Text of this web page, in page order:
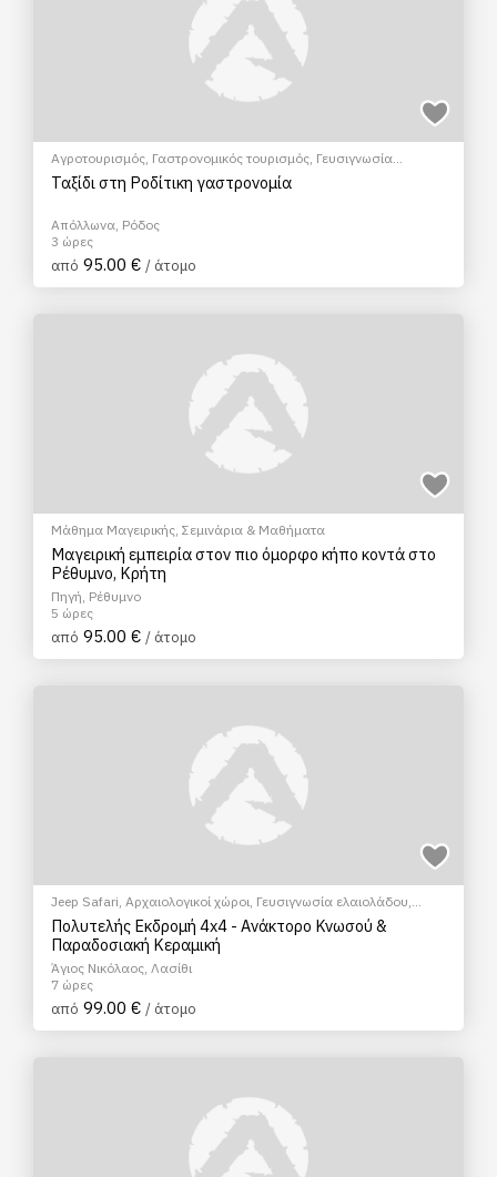
Αγροτουρισμός, Γαστρονομικός τουρισμός, Γευσιγνωσία
κρασιού
Μάθημα Μαγειρικής Πολιτιστικά - Πολιτισμικά
Σεμινάρια & Μαθήματα
Ταξίδι στη Ροδίτικη γαστρονομία
Απόλλωνα, Ρόδος
3 ώρες
από 95.00 € / άτομο
Μάθημα Μαγειρικής, Σεμινάρια & Μαθήματα
Μαγειρική εμπειρία στον πιο όμορφο κήπο κοντά στο
Ρέθυμνο, Κρήτη
Πηγή, Ρέθυμνο
5 ώρες
από 95.00 € / άτομο
Jeep Safari, Αρχαιολογικοί χώροι, Γευσιγνωσία ελαιολάδου,
Κεραμική/Αγγειοπλαστική
Πολιτιστικά - Πολιτισμικά, Σεμινάρια
& Μαθήματα
Πολυτελής Εκδρομή 4x4 - Ανάκτορο Κνωσού &
Παραδοσιακή Κεραμική
Άγιος Νικόλαος, Λασίθι
7 ώρες
από 99.00 € / άτομο